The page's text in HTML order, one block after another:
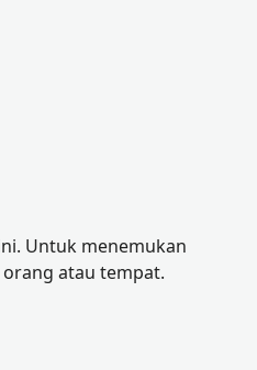
Untuk menemukan
atau tempat.